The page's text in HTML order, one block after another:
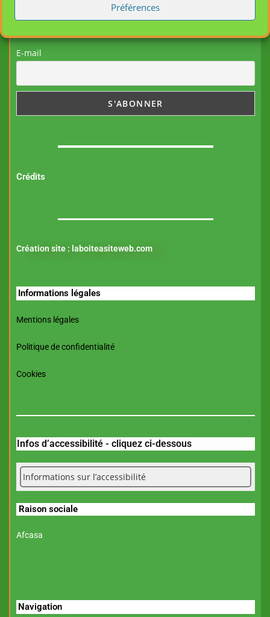
Préférences
Newsletter
E-mail
Crédits
Création site : laboiteasiteweb.com
Informations légales
Mentions légales
Politique de confidentialité
Cookies
Infos d’accessibilité - cliquez ci-dessous
Informations sur l’accessibilité
Raison sociale
Afcasa
Navigation